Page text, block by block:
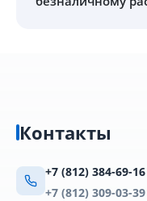
Контакты
+7 (812) 384-69-16
+7 (812) 309-03-39